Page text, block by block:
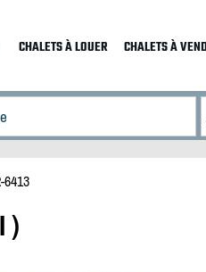
CHALETS À LOUER CHALETS À
6413
)